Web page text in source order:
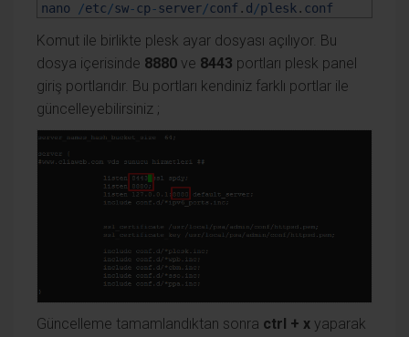
nano /etc/sw-cp-server/conf . d /plesk. conf
Komut ile birlikte plesk ayar dosyası açılıyor. Bu
dosya içerisinde 8880 ve 8443 portları plesk panel
giriş portlarıdır. Bu portları kendiniz farklı portlar ile
güncelleyebilirsiniz ;
Güncelleme tamamlandıktan sonra ctrl + x yaparak